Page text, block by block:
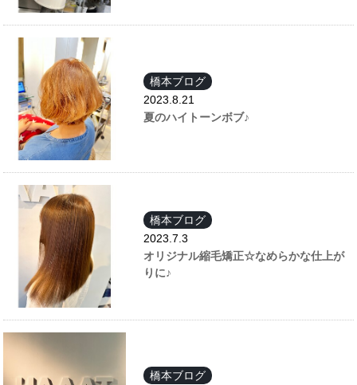
橋本ブログ
2023.8.21
夏のハイトーンボブ♪
橋本ブログ
2023.7.3
オリジナル縮毛矯正☆なめらかな仕上が
りに♪
橋本ブログ